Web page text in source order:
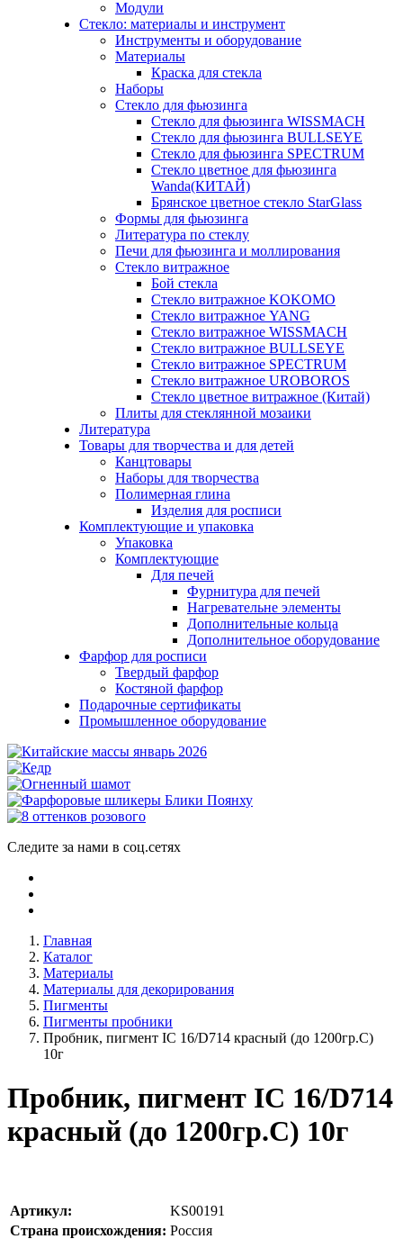
Модули
Стекло: материалы и инструмент
Инструменты и оборудование
Материалы
Краска для стекла
Наборы
Стекло для фьюзинга
Стекло для фьюзинга WISSMACH
Стекло для фьюзинга BULLSEYE
Стекло для фьюзинга SPECTRUM
Стекло цветное для фьюзинга
Wanda(КИТАЙ)
Брянское цветное стекло StarGlass
Формы для фьюзинга
Литература по стеклу
Печи для фьюзинга и моллирования
Стекло витражное
Бой стекла
Стекло витражное KOKOMO
Стекло витражное YANG
Стекло витражное WISSMACH
Стекло витражное BULLSEYE
Стекло витражное SPECTRUM
Стекло витражное UROBOROS
Стекло цветное витражное (Китай)
Плиты для стеклянной мозаики
Литература
Товары для творчества и для детей
Канцтовары
Наборы для творчества
Полимерная глина
Изделия для росписи
Комплектующие и упаковка
Упаковка
Комплектующие
Для печей
Фурнитура для печей
Нагревательне элементы
Дополнительные кольца
Дополнительное оборудование
Фарфор для росписи
Твердый фарфор
Костяной фарфор
Подарочные сертификаты
Промышленное оборудование
Следите за нами в соц.сетях
Главная
Каталог
Материалы
Материалы для декорирования
Пигменты
Пигменты пробники
Пробник, пигмент IC 16/D714 красный (до 1200гр.С)
10г
Пробник, пигмент IC 16/D714
красный (до 1200гр.С) 10г
Артикул:
KS00191
Страна происхождения: Россия